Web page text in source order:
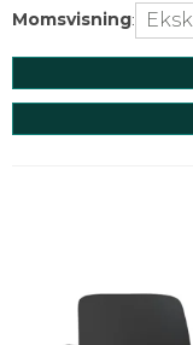
Momsvisning: